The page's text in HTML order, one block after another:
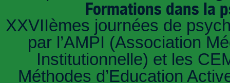
Formations dans la
XXVIIèmes journées de
par l’AMPI (Association
Institutionnelle) et les
Méthodes d’Education